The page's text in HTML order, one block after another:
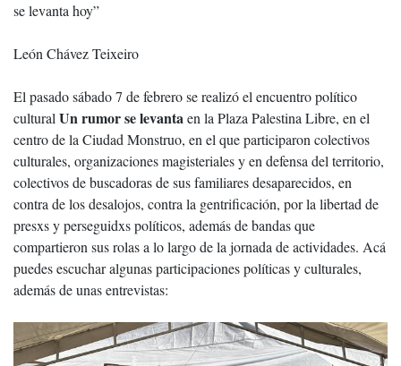
se levanta hoy”
León Chávez Teixeiro
El pasado sábado 7 de febrero se realizó el encuentro político
cultural Un rumor se levantaen la Plaza Palestina Libre, en el
centro de la Ciudad Monstruo, en el que participaron colectivos
culturales, organizaciones magisteriales y en defensa del territorio,
colectivos de buscadoras de sus familiares desaparecidos, en
contra de los desalojos, contra la gentrificación, por la libertad de
presxs y perseguidxs políticos, además de bandas que
compartieron sus rolas a lo largo de la jornada de actividades. Acá
puedes escuchar algunas participaciones políticas y culturales,
además de unas entrevistas: